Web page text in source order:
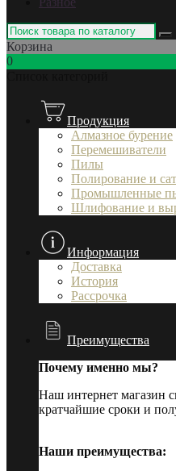
Корзина
0
Продукция
Алмазное бурение
Перемешиватели
Пилы
Полирование и
Промышленные
Шлифование и
Информация
Доставка
История
Рассрочка
Преимущества
Почему именно мы?
Наш интернет магазин
кратчайшие сроки и
Наши преимущества: